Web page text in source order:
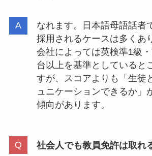
なれます。日本語母語話者
採用されるケースは多くあ
会社によっては英検準1級
台以上を基準としていると
すが、スコアよりも「生徒
ュニケーションできるか」
傾向があります。
社会人でも教員免許は取れ